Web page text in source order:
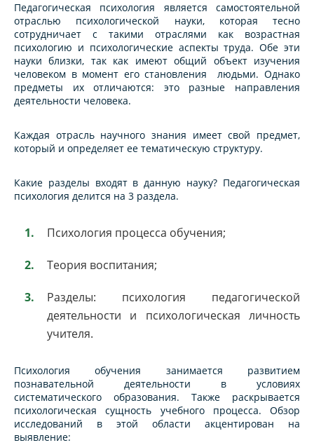
Педагогическая психология является самостоятельной
отраслью психологической науки, которая тесно
сотрудничает с такими отраслями как возрастная
психологию и психологические аспекты труда. Обе эти
науки близки, так как имеют общий объект изучения
человеком в момент его становления людьми. Однако
предметы их отличаются: это разные направления
деятельности человека.
Каждая отрасль научного знания имеет свой предмет,
который и определяет ее тематическую структуру.
Какие разделы входят в данную науку? Педагогическая
психология делится на 3 раздела.
Психология процесса обучения;
Теория воспитания;
Разделы: психология педагогической
деятельности и психологическая личность
учителя.
Психология обучения занимается развитием
познавательной деятельности в условиях
систематического образования. Также раскрывается
психологическая сущность учебного процесса. Обзор
исследований в этой области акцентирован на
выявление: